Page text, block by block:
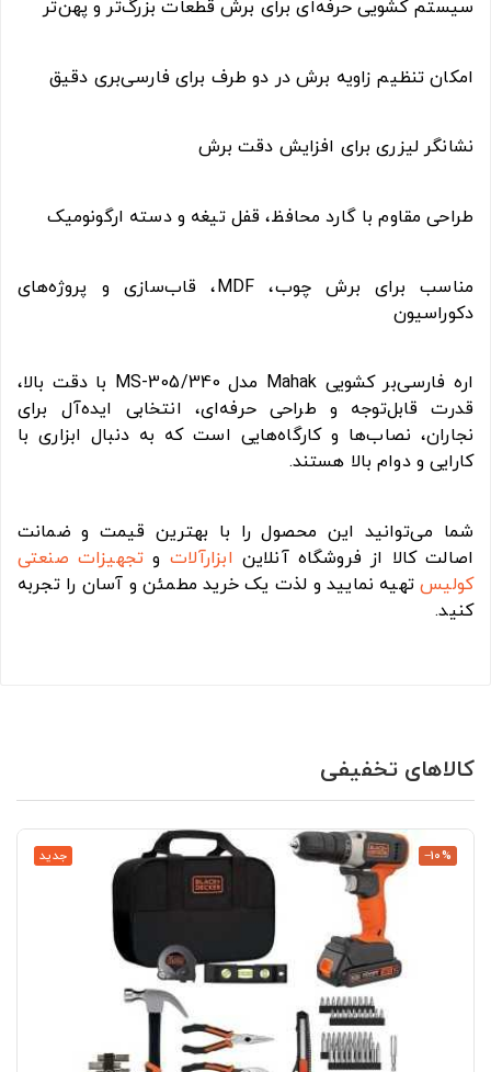
سیستم کشویی حرفه‌ای برای برش قطعات بزرگ‌تر و پهن‌تر
امکان تنظیم زاویه برش در دو طرف برای فارسی‌بری دقیق
نشانگر لیزری برای افزایش دقت برش
طراحی مقاوم با گارد محافظ، قفل تیغه و دسته ارگونومیک
مناسب برای برش چوب، MDF، قاب‌سازی و پروژه‌های
دکوراسیون
اره فارسی‌بر کشویی Mahak مدل MS-305/340 با دقت بالا،
قدرت قابل‌توجه و طراحی حرفه‌ای، انتخابی ایده‌آل برای
نجاران، نصاب‌ها و کارگاه‌هایی است که به دنبال ابزاری با
کارایی و دوام بالا هستند.
شما می‌توانید این محصول را با بهترین قیمت و ضمانت
اصالت کالا از فروشگاه آنلاین ابزارآلات وتجهیزات صنعتی
کولیستهیه نمایید و لذت یک خرید مطمئن و آسان را تجربه
کنید.
کالاهای تخفیفی
جدید ‎−10%